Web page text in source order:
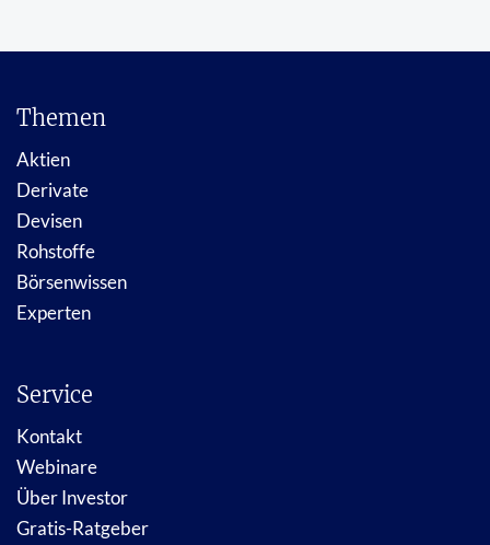
Themen
Aktien
Derivate
Devisen
Rohstoffe
Börsenwissen
Experten
Service
Kontakt
Webinare
Über Investor
Gratis-Ratgeber